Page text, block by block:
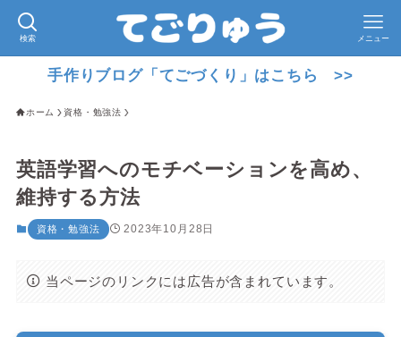
検索 メニュー
手作りブログ「てごづくり」はこちら >>
ホーム 資格・勉強法
英語学習へのモチベーションを高め、
維持する方法
資格・勉強法 2023年10月28日
当ページのリンクには広告が含まれています。